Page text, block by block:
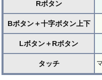
Rボタン
Bボタン＋十字ボタン上下
Lボタン＋Rボタン
タッチ